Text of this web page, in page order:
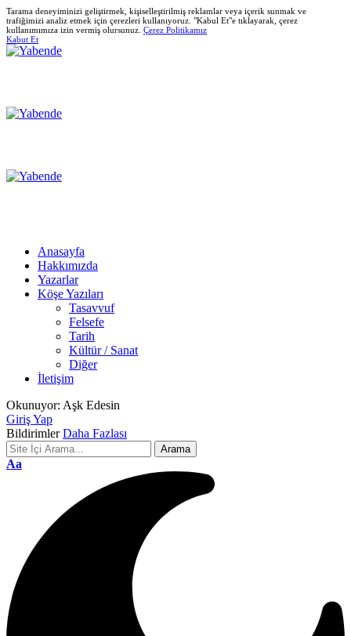
Tarama deneyiminizi geliştirmek, kişiselleştirilmiş reklamlar veya içerik sunmak ve
trafiğimizi analiz etmek için çerezleri kullanıyoruz. "Kabul Et"e tıklayarak, çerez
kullanımımıza izin vermiş olursunuz. Çerez Politikamız
Kabut Et
Anasayfa
Hakkımızda
Yazarlar
Köşe Yazıları
Tasavvuf
Felsefe
Tarih
Kültür / Sanat
Diğer
İletişim
Okunuyor: Aşk Edesin
Giriş Yap
Bildirimler Daha Fazlası
Font
Aa